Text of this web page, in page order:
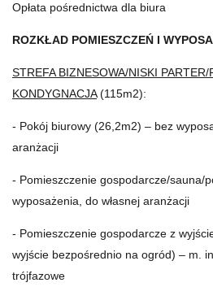
Opłata pośrednictwa dla biura
ROZKŁAD POMIESZCZEŃ I
STREFA BIZNESOWA/NISKI
KONDYGNACJA(115m2):
- Pokój biurowy (26,2m2) – bez
aranżacji
- Pomieszczenie gospodarcze/sauna/
wyposażenia, do własnej aranżacji
- Pomieszczenie gospodarcze z
wyjście bezpośrednio na ogród) – m.
trójfazowe